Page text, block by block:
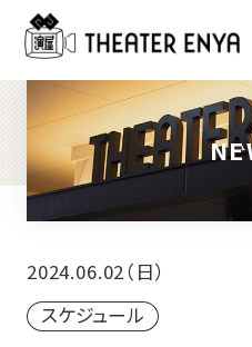
2024.06.02（日）
スケジュール